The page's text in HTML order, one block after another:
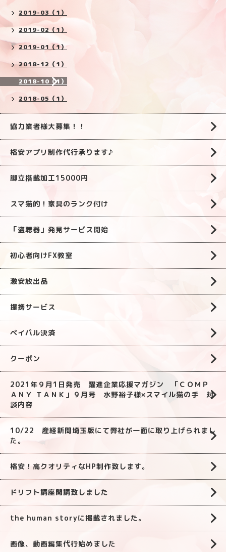
2019-03（1）
2019-02（1）
2019-01（1）
2018-12（1）
2018-10（1）
2018-05（1）
協力業者様大募集！！
格安アプリ制作代行承ります♪
脚立搭載加工15000円
スマ猫的！家具のランク付け
「盗聴器」発見サービス開始
初心者向けFX教室
激安放出品
提携サービス
ペイパル決済
クーポン
2021年９月1日発売 躍進企業応援マガジン 「ＣＯＭＰ
ＡＮＹ ＴＡＮＫ」９月号 水野裕子様×スマイル猫の手 対
談内容
10/22 産経新聞埼玉版にて弊社が一面に取り上げられまし
た。
格安！高クオリティなHP制作致します。
ドリフト講座開講致しました
the human storyに掲載されました。
画像、動画編集代行始めました